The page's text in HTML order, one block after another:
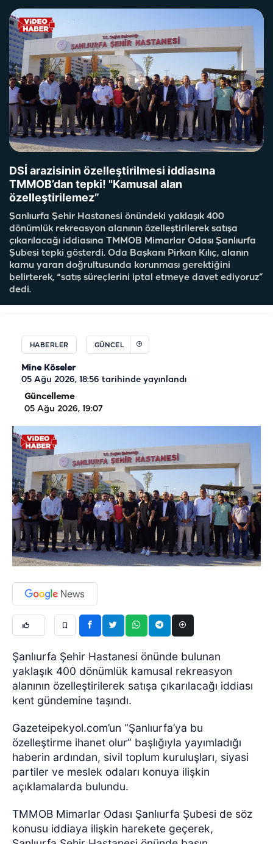
DSİ arazisinin özelleştirilmesi iddiasına
TMMOB’dan tepki! "Kamusal alan
özelleştirilemez”
Şanlıurfa Şehir Hastanesi önündeki yaklaşık 400
dönümlük rekreasyon alanının özelleştirilerek satışa
çıkarılacağı iddiasına TMMOB Mimarlar Odası Şanlıurfa
Şubesi tepki gösterdi. Oda Başkanı Pirkan Kılıç, alanın
kamu yararı doğrultusunda korunması gerektiğini
belirterek, “satış süreçlerini iptal etmeye davet ediyoruz”
dedi.
HABERLER GÜNCEL
Mine Köseler
05 Ağu 2026, 18:56 tarihinde yayınlandı
Güncelleme
05 Ağu 2026, 19:07
Şanlıurfa Şehir Hastanesi önünde bulunan
yaklaşık 400 dönümlük kamusal rekreasyon
alanının özelleştirilerek satışa çıkarılacağı iddiası
kent gündemine taşındı.
Gazeteipekyol.com’un “Şanlıurfa’ya bu
özelleştirme ihanet olur” başlığıyla yayımladığı
haberin ardından, sivil toplum kuruluşları, siyasi
partiler ve meslek odaları konuya ilişkin
açıklamalarda bulundu.
TMMOB Mimarlar Odası Şanlıurfa Şubesi de söz
konusu iddiaya ilişkin harekete geçerek,